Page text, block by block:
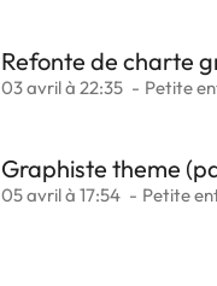
Refonte de charte
03 avril à 22:35 Petite
Graphiste theme
05 avril à 17:54 Petite